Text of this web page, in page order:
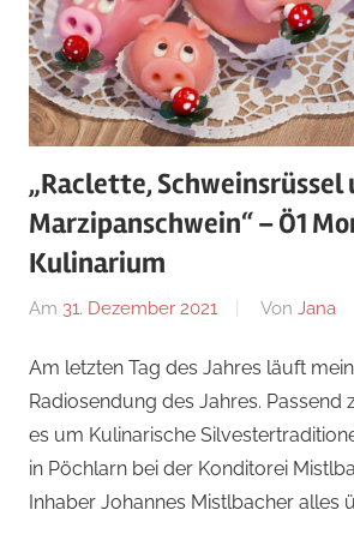
„Raclette, Schweinsrüssel
Marzipanschwein“ – Ö1
Kulinarium
Am 31. Dezember 2021 Von Jana
Am letzten Tag des Jahres läuft
Radiosendung des Jahres. Passend
es um Kulinarische
in Pöchlarn bei der Konditorei
Inhaber Johannes Mistlbacher alles